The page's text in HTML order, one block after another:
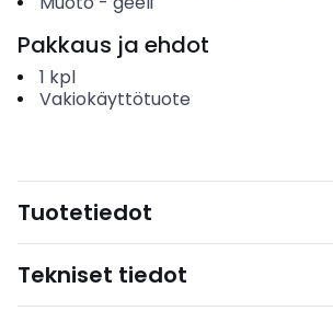
Pakkaus ja ehdot
1 kpl
Vakiokäyttötuote
Tuotetiedot
Tekniset tiedot